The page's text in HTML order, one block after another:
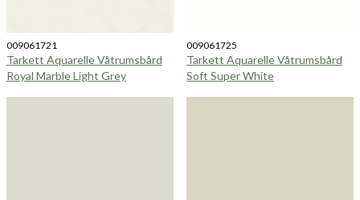
009061721
Tarkett Aquarelle Våtrumsbård
Royal Marble Light Grey
009061725
Tarkett Aquarelle Våtrumsbård
Soft Super White